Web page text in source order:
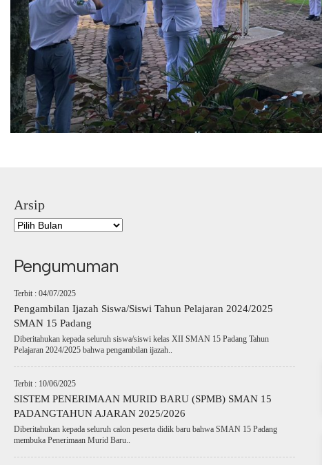
Arsip
Pengumuman
Terbit : 04/07/2025
Pengambilan Ijazah Siswa/Siswi Tahun Pelajaran 2024/2025
SMAN 15 Padang
Diberitahukan kepada seluruh siswa/siswi kelas XII SMAN 15 Padang Tahun
Pelajaran 2024/2025 bahwa pengambilan ijazah..
Terbit : 10/06/2025
SISTEM PENERIMAAN MURID BARU (SPMB) SMAN 15
PADANGTAHUN AJARAN 2025/2026
Diberitahukan kepada seluruh calon peserta didik baru bahwa SMAN 15 Padang
membuka Penerimaan Murid Baru..